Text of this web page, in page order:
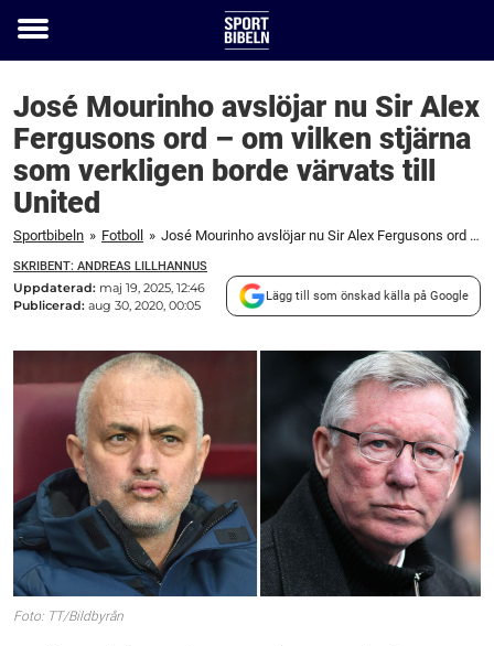
Toggle
José Mourinho avslöjar nu Sir Alex
Fergusons ord – om vilken stjärna
som verkligen borde värvats till
United
Sportbibeln » Fotboll » José Mourinho avslöjar nu Sir Alex Fergusons ord – om vilken stjärna som verkligen borde värvats till United
SKRIBENT: ANDREAS LILLHANNUS
Uppdaterad: maj 19, 2025, 12:46
Publicerad: aug 30, 2020, 00:05
Lägg till som önskad källa på Google
Foto: TT/Bildbyrån